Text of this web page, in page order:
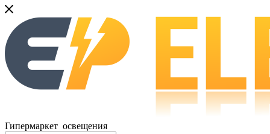
Гипермаркет освещения